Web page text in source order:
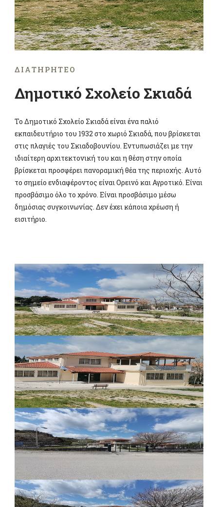
ΔΙΑΤΗΡΗΤΈΟ
Δημοτικό Σχολείο Σκιαδά
Το Δημοτικό Σχολείο Σκιαδά είναι ένα παλιό
εκπαιδευτήριο του 1932 στο χωριό Σκιαδά, που βρίσκεται
στις πλαγιές του Σκιαδοβουνίου. Εντυπωσιάζει με την
ιδιαίτερη αρχιτεκτονική του και η θέση στην οποία
βρίσκεται προσφέρει πανοραμική θέα της περιοχής. Αυτό
το σημείο ενδιαφέροντος είναι Ορεινό και Αγροτικό. Είναι
προσβάσιμο όλο το χρόνο. Είναι προσβάσιμο μέσω
δημόσιας συγκοινωνίας. Δεν έχει κάποια χρέωση ή
εισιτήριο.